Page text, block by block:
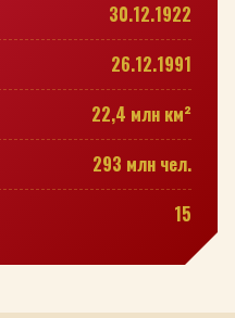
30.12.1922
26.12.1991
22,4 млн км²
293 млн чел.
15